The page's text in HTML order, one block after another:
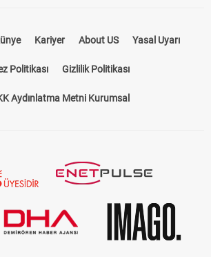
Kariyer About US Yasal Uyarı
Politikası Gizlilik Politikası
Aydınlatma Metni Kurumsal